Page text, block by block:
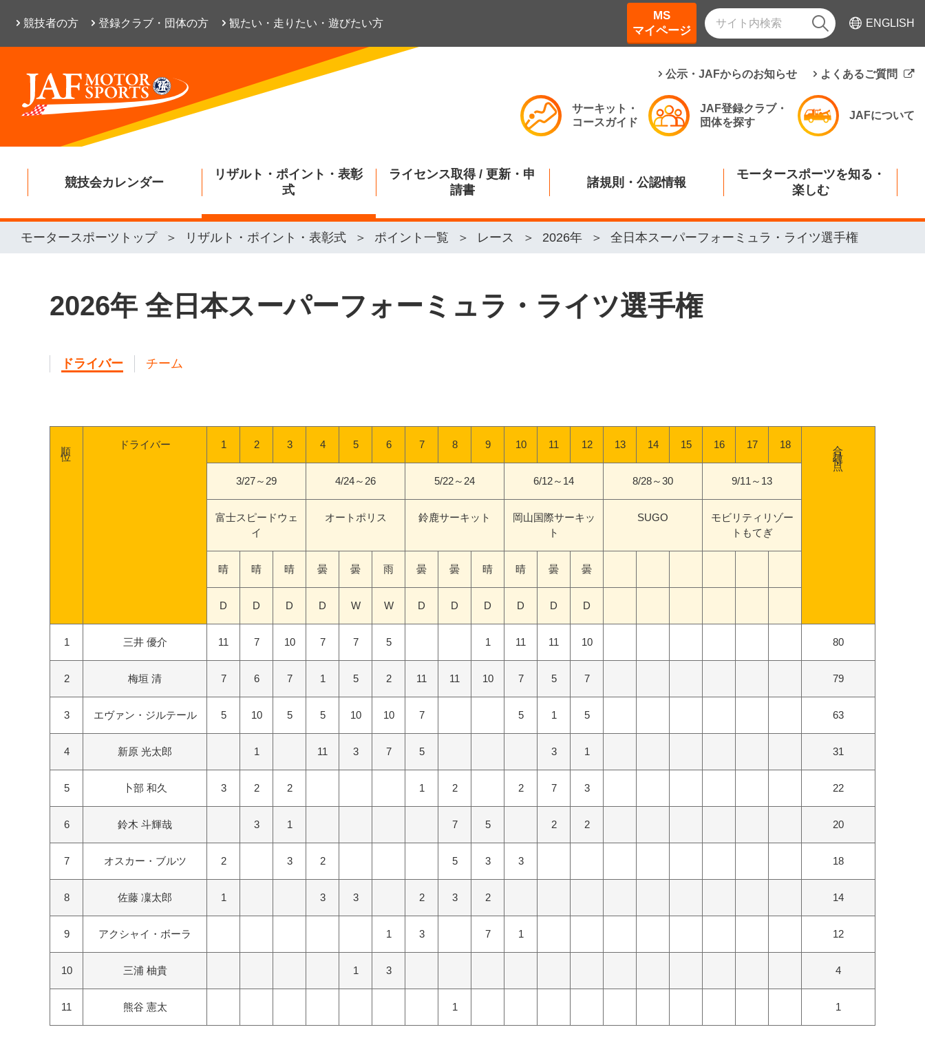
競技者の方 登録クラブ・団体の方 観たい・走りたい・遊びたい方
MS
マイページ
ENGLISH
公示・JAFからのお知らせ よくあるご質問
サーキット・
コースガイド
JAF登録クラブ・
団体を探す
JAFについて
競技会カレンダー
リザルト・ポイント・表彰
式
ライセンス取得 / 更新・申
請書
諸規則・公認情報
モータースポーツを知る・
楽しむ
モータースポーツトップ リザルト・ポイント・表彰式 ポイント一覧 レース 2026年 全日本スーパーフォーミュラ・ライツ選手権
2026年 全日本スーパーフォーミュラ・ライツ選手権
ドライバー チーム
ドライバー 1 2 3 4 5 6 7 8 9 10 11 12 13 14 15 16 17 18 合計得点
3/27～29 4/24～26 5/22～24 6/12～14 8/28～30 9/11～13
富士スピードウェ
イ
オートポリス 鈴鹿サーキット
岡山国際サーキッ
ト
SUGO
モビリティリゾー
トもてぎ
晴 晴 晴 曇 曇 雨 曇 曇 晴 晴 曇 曇
D D D D W W D D D D D D
1 三井 優介 11 7 10 7 7 5 1 11 11 10 80
2 梅垣 清 7 6 7 1 5 2 11 11 10 7 5 7 79
3 エヴァン・ジルテール 5 10 5 5 10 10 7 5 1 5 63
4 新原 光太郎 1 11 3 7 5 3 1 31
5 卜部 和久 3 2 2 1 2 2 7 3 22
6 鈴木 斗輝哉 3 1 7 5 2 2 20
7 オスカー・ブルツ 2 3 2 5 3 3 18
8 佐藤 凜太郎 1 3 3 2 3 2 14
9 アクシャイ・ボーラ 1 3 7 1 12
10 三浦 柚貴 1 3 4
11 熊谷 憲太 1 1